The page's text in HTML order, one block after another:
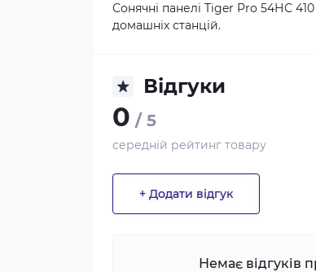
Сонячні панелі Tiger Pro 54НС
домашніх станцій.
Відгуки
0 / 5
середній рейтинг товару
+ Додати відгук
Немає відгуків